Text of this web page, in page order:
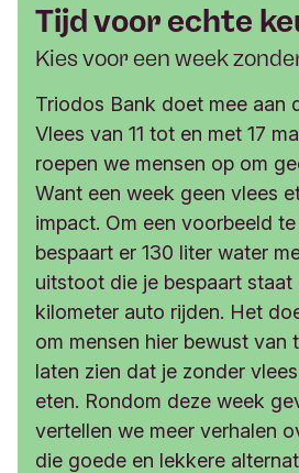
Tijd voor echte
Kies voor een week
Triodos Bank doet mee aan
Vlees van 11 tot en met 17
roepen we mensen op om
Want een week geen vlees
impact. Om een voorbeeld
bespaart er 130 liter water
uitstoot die je bespaart staat
kilometer auto rijden. Het
om mensen hier bewust van
laten zien dat je zonder
eten. Rondom deze week
vertellen we meer verhalen
die goede en lekkere